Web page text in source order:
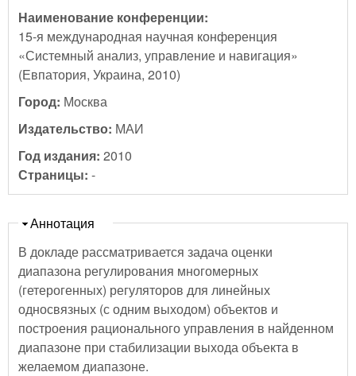
Наименование конференции:
15-я международная научная конференция
«Системный анализ, управление и навигация»
(Евпатория, Украина, 2010)
Город: Москва
Издательство: МАИ
Год издания: 2010
Страницы: -
Скрыть
Аннотация
В докладе рассматривается задача оценки
диапазона регулирования многомерных
(гетерогенных) регуляторов для линейных
односвязных (с одним выходом) объектов и
построения рационального управления в найденном
диапазоне при стабилизации выхода объекта в
желаемом диапазоне.